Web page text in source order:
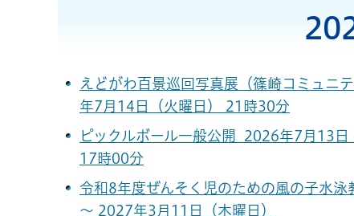
えどがわ百景巡回写真展（篠崎コミュ
年7月14日（火曜日） 21時30分
ピックルボール一般公開 2026年7月13
17時00分
令和8年度ぜんそく児のための風の子水
～ 2027年3月11日（木曜日）